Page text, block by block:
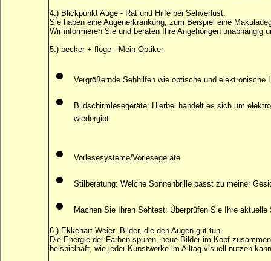
4.) Blickpunkt Auge - Rat und Hilfe bei Sehverlust.
Sie haben eine Augenerkrankung, zum Beispiel eine
Wir informieren Sie und beraten Ihre Angehörigen
5.) becker + flöge - Mein Optiker
Vergrößernde Sehhilfen wie optische und elektronische
Bildschirmlesegeräte: Hierbei handelt es sich um
wiedergibt
Vorlesesysteme/Vorlesegeräte
Stilberatung: Welche Sonnenbrille passt zu meiner
Machen Sie Ihren Sehtest: Überprüfen Sie Ihre
6.) Ekkehart Weier: Bilder, die den Augen gut tun
Die Energie der Farben spüren, neue Bilder im Kopf
beispielhaft, wie jeder Kunstwerke im Alltag visuell nutzen